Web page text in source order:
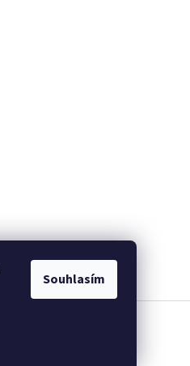
Souhlasím